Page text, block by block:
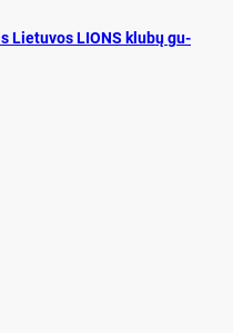
Lie­tu­vos LIONS klu­bų gu­